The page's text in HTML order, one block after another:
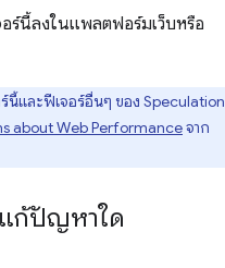
อร์นี้ลงในแพลตฟอร์มเว็บหรือ
นี้และฟีเจอร์อื่นๆ ของ Speculation
about Web Performanceจาก
ก้ปัญหาใด